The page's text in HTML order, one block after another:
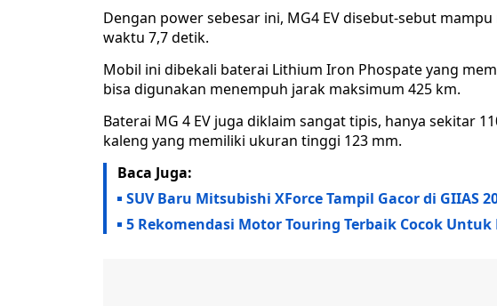
Dengan power sebesar ini, MG4 EV disebut-sebut
waktu 7,7 detik.
Mobil ini dibekali baterai Lithium Iron Phospate yang
bisa digunakan menempuh jarak maksimum 425 km.
Baterai MG 4 EV juga diklaim sangat tipis, hanya sekitar
kaleng yang memiliki ukuran tinggi 123 mm.
Baca Juga:
SUV Baru Mitsubishi XForce Tampil Gacor di GIIAS
5 Rekomendasi Motor Touring Terbaik Cocok Untuk